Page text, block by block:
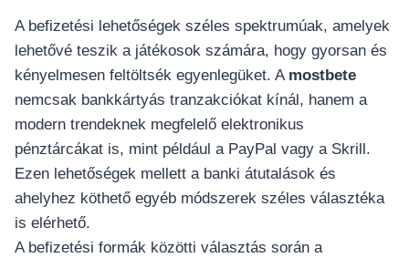
A befizetési lehetőségek széles spektrumúak, amelyek
lehetővé teszik a játékosok számára, hogy gyorsan és
kényelmesen feltöltsék egyenlegüket. A mostbete
nemcsak bankkártyás tranzakciókat kínál, hanem a
modern trendeknek megfelelő elektronikus
pénztárcákat is, mint például a PayPal vagy a Skrill.
Ezen lehetőségek mellett a banki átutalások és
ahelyhez köthető egyéb módszerek széles választéka
is elérhető.
A befizetési formák közötti választás során a